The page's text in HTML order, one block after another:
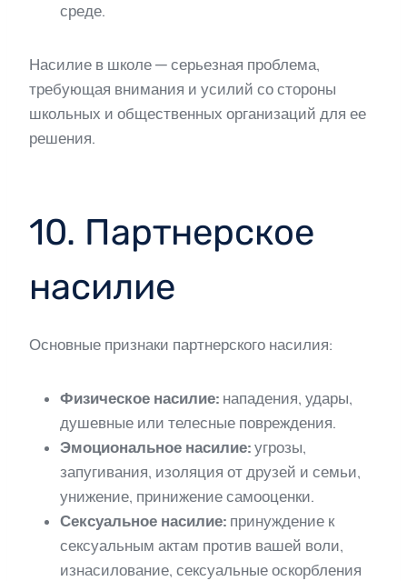
среде.
Насилие в школе — серьезная проблема,
требующая внимания и усилий со стороны
школьных и общественных организаций для ее
решения.
10. Партнерское
насилие
Основные признаки партнерского насилия:
Физическое насилие: нападения, удары,
душевные или телесные повреждения.
Эмоциональное насилие: угрозы,
запугивания, изоляция от друзей и семьи,
унижение, принижение самооценки.
Сексуальное насилие: принуждение к
сексуальным актам против вашей воли,
изнасилование, сексуальные оскорбления